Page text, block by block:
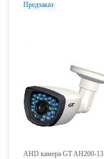
Предзаказ
AHD камера GT AH200-13